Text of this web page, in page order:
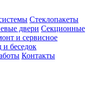
Стеклопакеты
двери Секционные
и сервисное
и беседок
Контакты